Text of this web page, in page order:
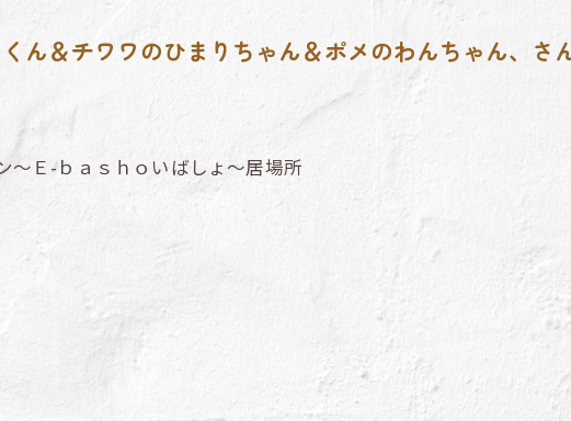
ん＆チワワのひまりちゃん＆ポメのわんちゃん、さ
～Ｅ-ｂａｓｈｏいばしょ～居場所